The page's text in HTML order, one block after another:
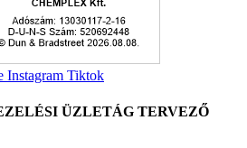
Instagram Tiktok
ÜZLETÁG TERVEZŐ